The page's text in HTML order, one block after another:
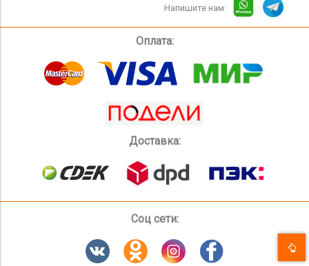
Напишите нам:
Оплата:
Доставка:
Соц сети: